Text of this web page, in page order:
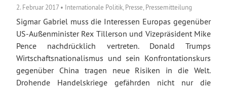
2. Februar 2017 • Internationale Politik Presse Pressemitteilung
Sigmar Gabriel muss die Interessen Europas gegenüber
US-Außenminister Rex Tillerson und Vizepräsident Mike
Pence nachdrücklich vertreten. Donald Trumps
Wirtschaftsnationalismus und sein Konfrontationskurs
gegenüber China tragen neue Risiken in die Welt.
Drohende Handelskriege gefährden nicht nur die